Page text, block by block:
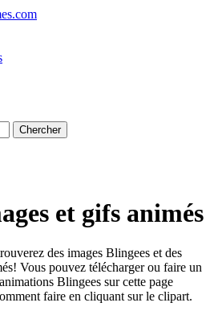
Chercher
et gifs animés
des images Blingees et des
Vous pouvez télécharger ou faire un
Blingees sur cette page
faire en cliquant sur le clipart.